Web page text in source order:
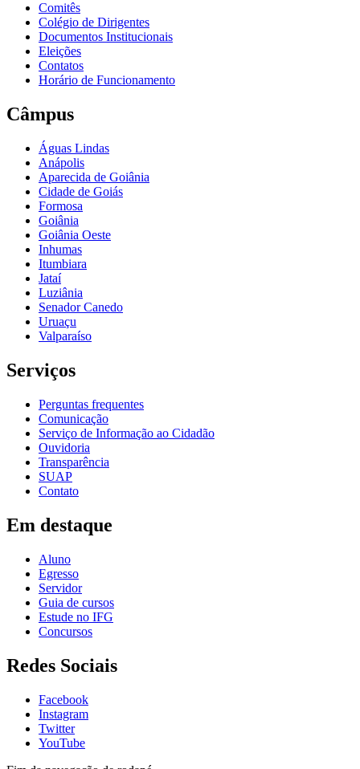
Comitês
Colégio de Dirigentes
Documentos Institucionais
Eleições
Contatos
Horário de Funcionamento
Câmpus
Águas Lindas
Anápolis
Aparecida de Goiânia
Cidade de Goiás
Formosa
Goiânia
Goiânia Oeste
Inhumas
Itumbiara
Jataí
Luziânia
Senador Canedo
Uruaçu
Valparaíso
Serviços
Perguntas frequentes
Comunicação
Serviço de Informação ao Cidadão
Ouvidoria
Transparência
SUAP
Contato
Em destaque
Aluno
Egresso
Servidor
Guia de cursos
Estude no IFG
Concursos
Redes Sociais
Facebook
Instagram
Twitter
YouTube